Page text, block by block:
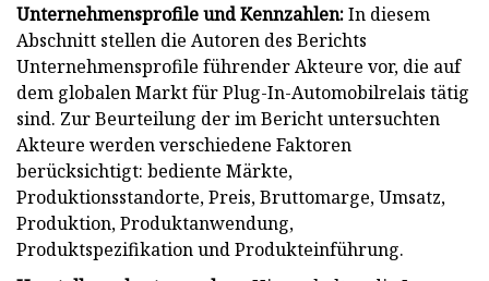
Unternehmensprofile und Kennzahlen:In diesem
Abschnitt stellen die Autoren des Berichts
Unternehmensprofile führender Akteure vor, die auf
dem globalen Markt für Plug-In-Automobilrelais tätig
sind. Zur Beurteilung der im Bericht untersuchten
Akteure werden verschiedene Faktoren
berücksichtigt: bediente Märkte,
Produktionsstandorte, Preis, Bruttomarge, Umsatz,
Produktion, Produktanwendung,
Produktspezifikation und Produkteinführung.